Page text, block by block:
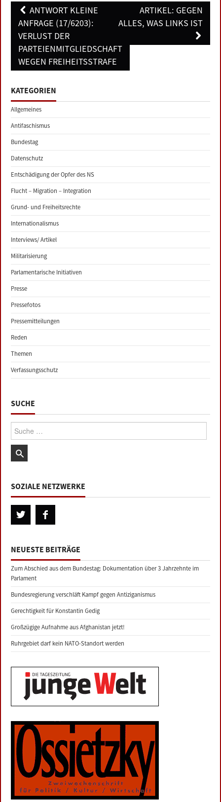
Post
navigation
ANTWORT KLEINE
ANFRAGE (17/6203):
VERLUST DER
PARTEIENMITGLIEDSCHAFT
WEGEN FREIHEITSSTRAFE
ARTIKEL: GEGEN
ALLES, WAS LINKS IST
KATEGORIEN
Allgemeines
Antifaschismus
Bundestag
Datenschutz
Entschädigung der Opfer des NS
Flucht – Migration – Integration
Grund- und Freiheitsrechte
Internationalismus
Interviews/ Artikel
Militarisierung
Parlamentarische Initiativen
Presse
Pressefotos
Pressemitteilungen
Reden
Themen
Verfassungsschutz
SUCHE
Suche:
SOZIALE NETZWERKE
NEUESTE BEITRÄGE
Zum Abschied aus dem Bundestag: Dokumentation über 3 Jahrzehnte im
Parlament
Bundesregierung verschläft Kampf gegen Antiziganismus
Gerechtigkeit für Konstantin Gedig
Großzügige Aufnahme aus Afghanistan jetzt!
Ruhrgebiet darf kein NATO-Standort werden